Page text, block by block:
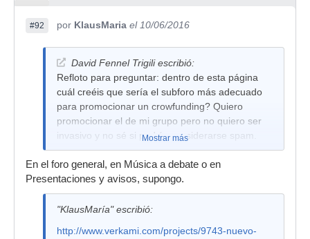
#92 por KlausMaria el 10/06/2016
David Fennel Trigili escribió:
Refloto para preguntar: dentro de esta página
cuál creéis que sería el subforo más adecuado
para promocionar un crowfunding? Quiero
promocionar el de mi grupo pero no quiero ser
invasivo y no sé si podría considerarse spam.
Mostrar más
En el foro general, en Música a debate o en
Presentaciones y avisos, supongo.
"KlausMaría" escribió:
http://www.verkami.com/projects/9743-nuevo-